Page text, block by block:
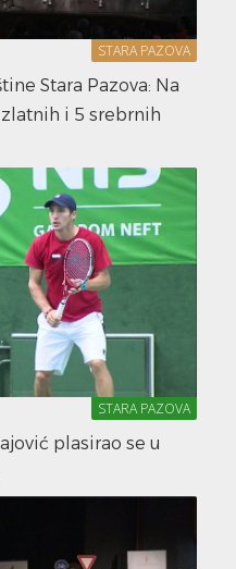
STARA PAZOVA
Stara Pazova: Na
i 5 srebrnih
STARA PAZOVA
plasirao se u